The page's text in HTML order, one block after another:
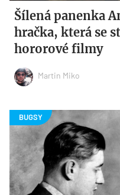
Šílená panenka
hračka, která se
hororové filmy
Martin Miko